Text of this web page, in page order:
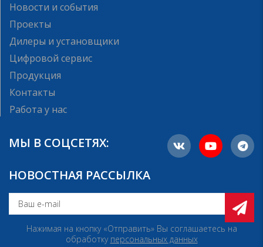
Новости и события
Проекты
Дилеры и установщики
Цифровой сервис
Продукция
Контакты
Работа у нас
МЫ В СОЦСЕТЯХ:
НОВОСТНАЯ РАССЫЛКА
Нажимая на кнопку «Отправить» Вы соглашаетесь на
обработку персональных данных